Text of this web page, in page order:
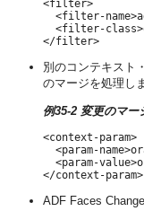
<filter>
<filter-
<filter-
別のコンテキスト
のマージを処理し
例35-2 変更のマ
<context-param>
<param-
<param-
ADF Faces